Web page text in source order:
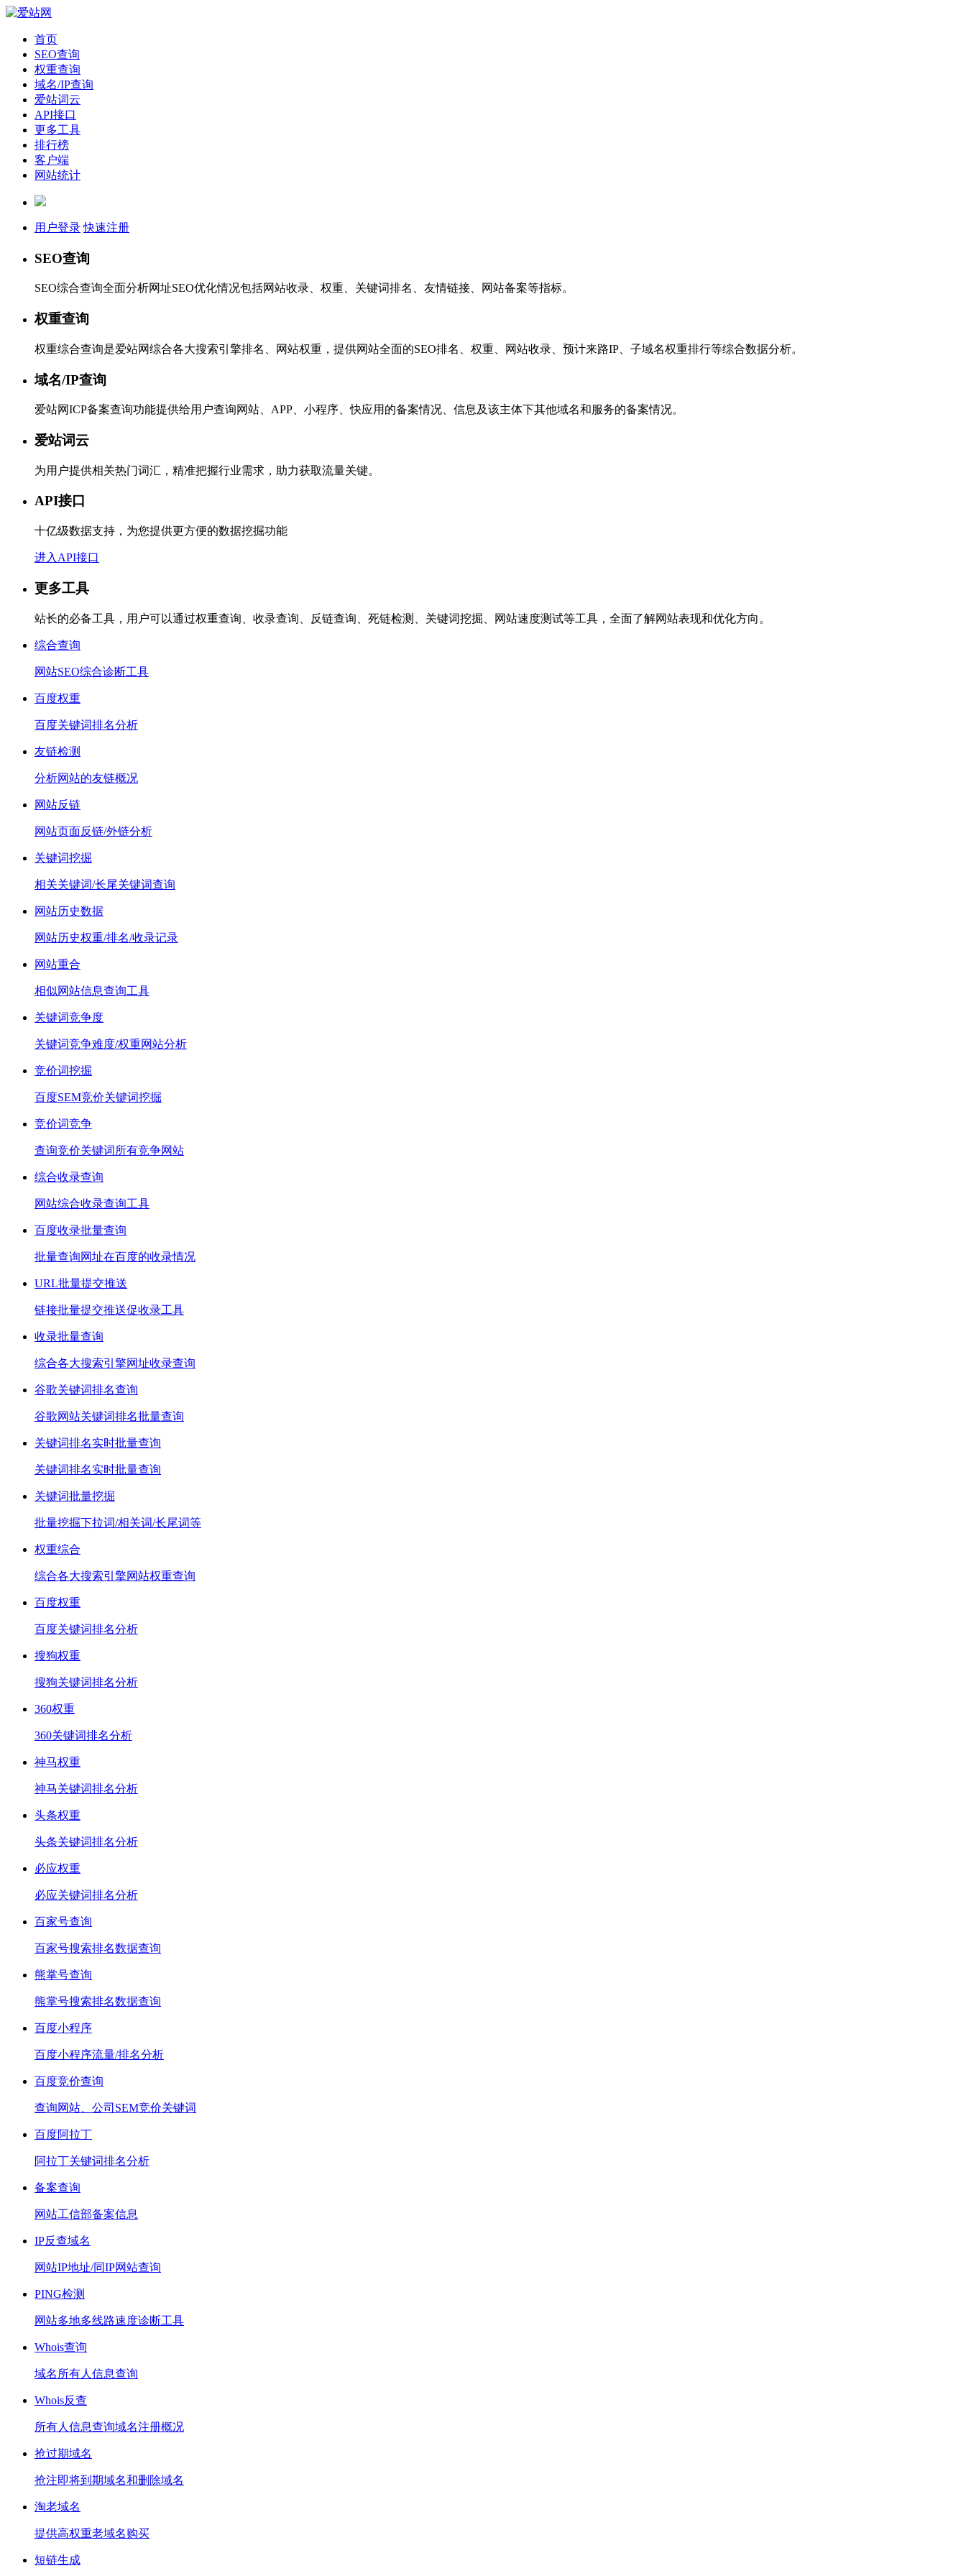
首页
SEO查询
权重查询
域名/IP查询
爱站词云
API接口
更多工具
排行榜
客户端
网站统计
用户登录 快速注册
SEO查询
SEO综合查询全面分析网址SEO优化情况包括网站收录、权重、关键词排名、友情链接、网站备案等指标。
权重查询
权重综合查询是爱站网综合各大搜索引擎排名、网站权重，提供网站全面的SEO排名、权重、网站收录、预计来路IP、子域名权重排行等综合数据分析。
域名/IP查询
爱站网ICP备案查询功能提供给用户查询网站、APP、小程序、快应用的备案情况、信息及该主体下其他域名和服务的备案情况。
爱站词云
为用户提供相关热门词汇，精准把握行业需求，助力获取流量关键。
API接口
十亿级数据支持，为您提供更方便的数据挖掘功能
进入API接口
更多工具
站长的必备工具，用户可以通过权重查询、收录查询、反链查询、死链检测、关键词挖掘、网站速度测试等工具，全面了解网站表现和优化方向。
综合查询
网站SEO综合诊断工具
百度权重
百度关键词排名分析
友链检测
分析网站的友链概况
网站反链
网站页面反链/外链分析
关键词挖掘
相关关键词/长尾关键词查询
网站历史数据
网站历史权重/排名/收录记录
网站重合
相似网站信息查询工具
关键词竞争度
关键词竞争难度/权重网站分析
竞价词挖掘
百度SEM竞价关键词挖掘
竞价词竞争
查询竞价关键词所有竞争网站
综合收录查询
网站综合收录查询工具
百度收录批量查询
批量查询网址在百度的收录情况
URL批量提交推送
链接批量提交推送促收录工具
收录批量查询
综合各大搜索引擎网址收录查询
谷歌关键词排名查询
谷歌网站关键词排名批量查询
关键词排名实时批量查询
关键词排名实时批量查询
关键词批量挖掘
批量挖掘下拉词/相关词/长尾词等
权重综合
综合各大搜索引擎网站权重查询
百度权重
百度关键词排名分析
搜狗权重
搜狗关键词排名分析
360权重
360关键词排名分析
神马权重
神马关键词排名分析
头条权重
头条关键词排名分析
必应权重
必应关键词排名分析
百家号查询
百家号搜索排名数据查询
熊掌号查询
熊掌号搜索排名数据查询
百度小程序
百度小程序流量/排名分析
百度竞价查询
查询网站、公司SEM竞价关键词
百度阿拉丁
阿拉丁关键词排名分析
备案查询
网站工信部备案信息
IP反查域名
网站IP地址/同IP网站查询
PING检测
网站多地多线路速度诊断工具
Whois查询
域名所有人信息查询
Whois反查
所有人信息查询域名注册概况
抢过期域名
抢注即将到期域名和删除域名
淘老域名
提供高权重老域名购买
短链生成